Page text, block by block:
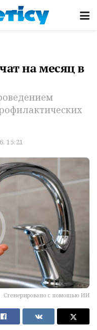
на месяц в
15:21
Сгенерировано с помощью ИИ